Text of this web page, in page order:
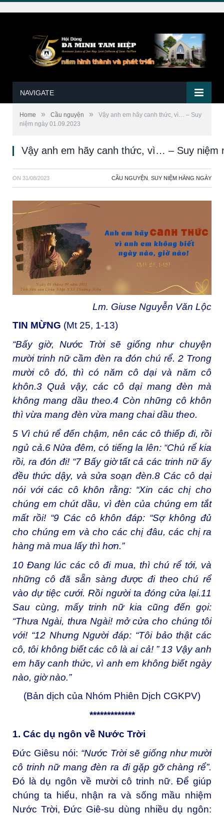
NAVIGATE
Home » Cầu nguyện »
Vậy anh em hãy canh thức, vì… – Suy
niệm ngày 01.09.2023
Vậy anh em hãy canh thức, vì… – Suy niệm
ON 31/08/2023 CẦU NGUYỆN SUY NIỆM HẰNG NGÀY
Lm. Giuse Nguyễn Văn Lộc
TIN MỪNG (Mt 25, 1-13)
“Bấy giờ, Nước Trời sẽ giống như chuyện
mười trinh nữ cầm đèn ra đón chú rể. 2 Trong
mười cô đó, thì có năm cô dại và năm cô
khôn.3 Quả vậy, các cô dại mang đèn mà
không mang dầu theo.4 Còn những cô khôn
thì vừa mang đèn vừa mang chai dầu theo.
5 Vì chú rể đến chậm, nên các cô thiếp đi, rồi
ngủ cả.6Nửa đêm, có tiếng la lên: “Chú rể kia
rồi, ra đón đi! “7Bấy giờ tất cả các trinh nữ ấy
đều thức dậy, và sửa soạn đèn.8 Các cô dại
nói với các cô khôn rằng: “Xin các chị cho
chúng em chút dầu, vì đèn của chúng em tắt
mất rồi! “9Các cô khôn đáp: “Sợ không đủ
cho chúng em và cho các chị đâu, các chị ra
hàng mà mua lấy thì hơn.”
10 Đang lúc các cô đi mua, thì chú rể tới, và
những cô đã sẵn sàng được đi theo chú rể
vào dự tiệc cưới. Rồi người ta đóng cửa lại.11
Sau cùng, mấy trinh nữ kia cũng đến gọi:
“Thưa Ngài, thưa Ngài! mở cửa cho chúng tôi
với! “12Nhưng Người đáp: “Tôi bảo thật các
cô, tôi không biết các cô là ai cả! ”13 Vậy anh
em hãy canh thức, vì anh em không biết ngày
nào, giờ nào.”
(Bản dịch của Nhóm Phiên Dịch CGKPV)
*************
1. Các dụ ngôn về Nước Trời
Đức Giêsu nói: “Nước Trời sẽ giống như mười
cô trinh nữ mang đèn ra đi gặp gỡ chàng rể”.
Đó là dụ ngôn về mười cô trinh nữ. Để giúp
chúng ta hiểu, nhận ra và sống mầu nhiệm
Nước Trời, Đức Giê-su dùng nhiều dụ ngôn: